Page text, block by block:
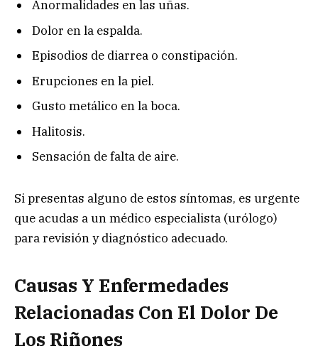
Anormalidades en las uñas.
Dolor en la espalda.
Episodios de diarrea o constipación.
Erupciones en la piel.
Gusto metálico en la boca.
Halitosis.
Sensación de falta de aire.
Si presentas alguno de estos síntomas, es urgente
que acudas a un médico especialista (urólogo)
para revisión y diagnóstico adecuado.
Causas Y Enfermedades
Relacionadas Con El Dolor De
Los Riñones